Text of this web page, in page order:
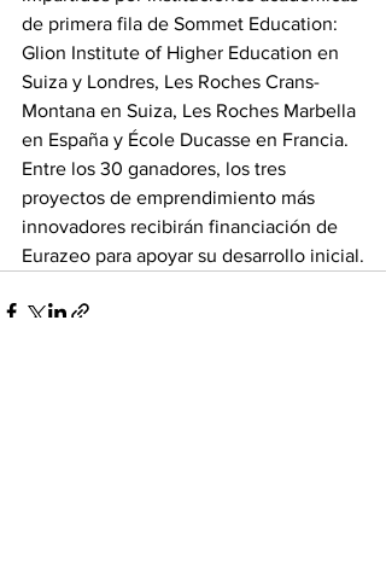
de primera fila de Sommet Education:
Glion Institute of Higher Education en
Suiza y Londres, Les Roches Crans-
Montana en Suiza, Les Roches Marbella
en España y École Ducasse en Francia.
Entre los 30 ganadores, los tres
proyectos de emprendimiento más
innovadores recibirán financiación de
Eurazeo para apoyar su desarrollo inicial.